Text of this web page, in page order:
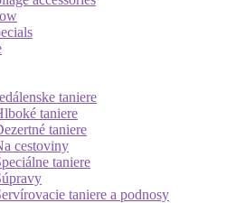
taniere
taniere
taniere
cestoviny
taniere
taniere a podnosy